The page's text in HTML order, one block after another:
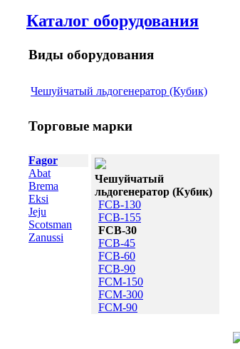
Каталог оборудования
Виды оборудования
Чешуйчатый льдогенератор (Кубик)
Торговые марки
Fagor
Abat
Brema
Eksi
Jeju
Scotsman
Zanussi
Чешуйчатый
льдогенератор (Кубик)
FCB-130
FCB-155
FCB-30
FCB-45
FCB-60
FCB-90
FCM-150
FCM-300
FCM-90